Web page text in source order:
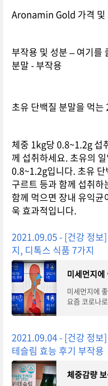
Aronamin Gold 가격 및
부작용 및 성분 – 여기를
분말 - 부작용
초유 단백질 분말을 먹는
체중 1kg당 0.8~1.2g 섭
께 섭취하세요. 초유의
0.8~1.2g입니다. 초유
구르트 등과 함께 섭취
함께 먹으면 장내 유익균
욱 효과적입니다.
2021.09.05 - [건강 정보
지, 디톡스 식품 7가지
미세먼지에
요즘 코로나
2021.09.04 - [건강 정보
테슬림 효능 후기 부작용